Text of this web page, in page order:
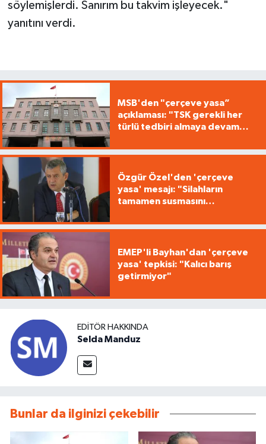
söylemişlerdi. Sanırım bu takvim işleyecek."
yanıtını verdi.
MSB'den "çerçeve yasa”
açıklaması: "TSK gerekli her
türlü tedbiri almaya devam
Özgür Özel'den 'çerçeve
yasa' mesajı: "Silahların
tamamen susmasını
EMEP'li Bayhan'dan 'çerçeve
yasa' tepkisi: "Kalıcı barış
getirmiyor"
EDITÖR HAKKINDA
Selda Manduz
Bunlar da ilginizi çekebilir